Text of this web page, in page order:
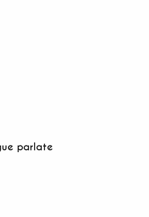
parlate
parlate